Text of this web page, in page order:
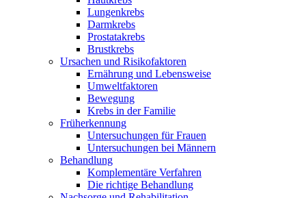
Lungenkrebs
Darmkrebs
Prostatakrebs
Brustkrebs
Ursachen und Risikofaktoren
Ernährung und Lebensweise
Umweltfaktoren
Bewegung
Krebs in der Familie
Früherkennung
Untersuchungen für Frauen
Untersuchungen bei Männern
Behandlung
Komplementäre Verfahren
Die richtige Behandlung